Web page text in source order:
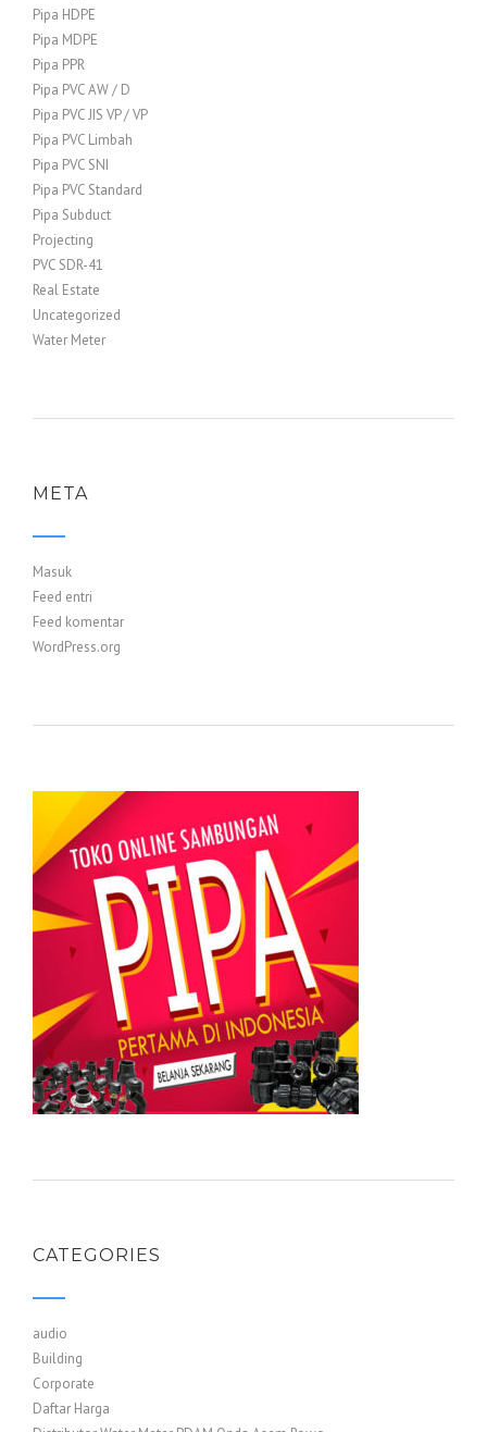
Pipa HDPE
Pipa MDPE
Pipa PPR
Pipa PVC AW / D
Pipa PVC JIS VP / VP
Pipa PVC Limbah
Pipa PVC SNI
Pipa PVC Standard
Pipa Subduct
Projecting
PVC SDR-41
Real Estate
Uncategorized
Water Meter
META
Masuk
Feed entri
Feed komentar
WordPress.org
CATEGORIES
audio
Building
Corporate
Daftar Harga